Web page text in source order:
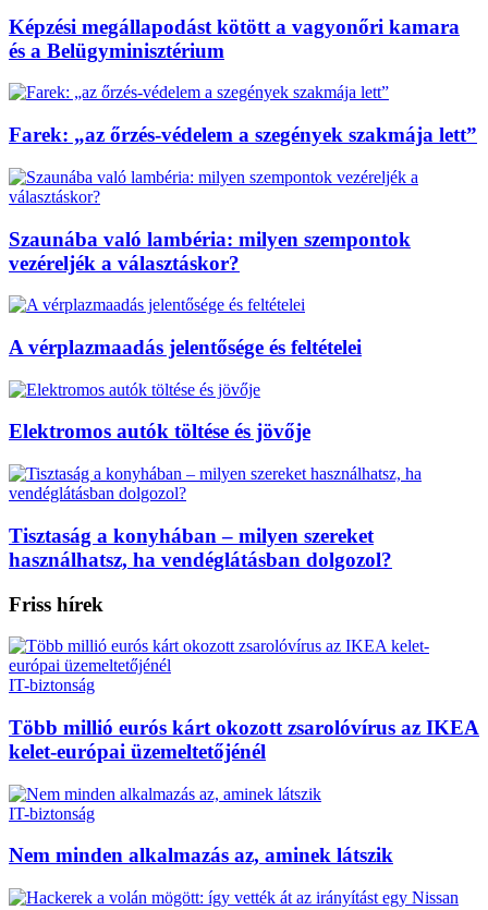
Képzési megállapodást kötött a vagyonőri kamara
és a Belügyminisztérium
Farek: „az őrzés-védelem a szegények szakmája lett”
Szaunába való lambéria: milyen szempontok
vezéreljék a választáskor?
A vérplazmaadás jelentősége és feltételei
Elektromos autók töltése és jövője
Tisztaság a konyhában – milyen szereket
használhatsz, ha vendéglátásban dolgozol?
Friss hírek
IT-biztonság
Több millió eurós kárt okozott zsarolóvírus az IKEA
kelet-európai üzemeltetőjénél
IT-biztonság
Nem minden alkalmazás az, aminek látszik